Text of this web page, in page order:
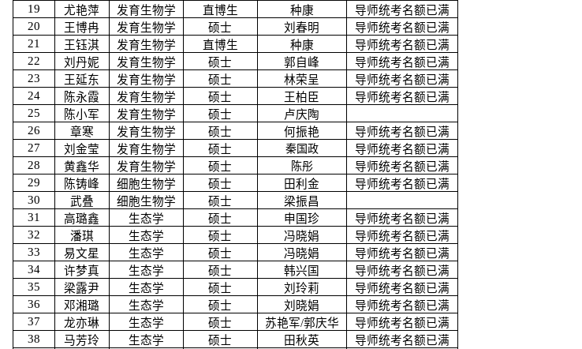
19
尤艳萍 发育生物学 直博生 种康
导师统考名额已满
20
王博冉 发育生物学 硕士 刘春明
导师统考名额已满
21
王钰淇 发育生物学 直博生 种康
导师统考名额已满
22
刘丹妮 发育生物学 硕士 郭自峰
导师统考名额已满
23
王延东 发育生物学 硕士 林荣呈
导师统考名额已满
24
陈永霞 发育生物学 硕士 王柏臣
导师统考名额已满
25
陈小军 发育生物学 硕士
卢庆陶
26
章寒 发育生物学 硕士 何振艳
导师统考名额已满
27
刘金莹 发育生物学 硕士 秦国政
导师统考名额已满
28
黄鑫华 发育生物学 硕士 陈彤
导师统考名额已满
29
陈铸峰 细胞生物学 硕士 田利金
导师统考名额已满
30
武叠 细胞生物学 硕士
梁振昌
31
高璐鑫 生态学 硕士 申国珍
导师统考名额已满
32
潘琪 生态学 硕士 冯晓娟
导师统考名额已满
33
易文星 生态学 硕士 冯晓娟
导师统考名额已满
34
许梦真 生态学 硕士 韩兴国
导师统考名额已满
35
梁露尹 生态学 硕士 刘玲莉
导师统考名额已满
36
邓湘璐 生态学 硕士 刘晓娟
导师统考名额已满
37
龙亦琳 生态学 硕士 苏艳军/郭庆华
导师统考名额已满
38
马芳玲 生态学 硕士 田秋英 导师统考名额已满